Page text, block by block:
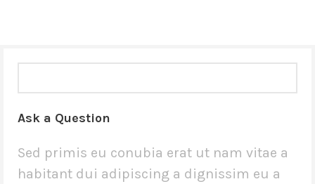
Ask a Question
Sed primis eu conubia erat ut nam vitae a
habitant dui adipiscing a dignissim eu a